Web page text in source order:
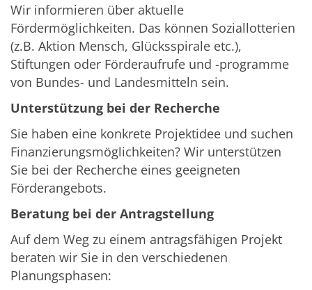
Wir informieren über aktuelle
Fördermöglichkeiten. Das können Soziallotterien
(z.B. Aktion Mensch, Glücksspirale etc.),
Stiftungen oder Förderaufrufe und -programme
von Bundes- und Landesmitteln sein.
Unterstützung bei der Recherche
Sie haben eine konkrete Projektidee und suchen
Finanzierungsmöglichkeiten? Wir unterstützen
Sie bei der Recherche eines geeigneten
Förderangebots.
Beratung bei der Antragstellung
Auf dem Weg zu einem antragsfähigen Projekt
beraten wir Sie in den verschiedenen
Planungsphasen: